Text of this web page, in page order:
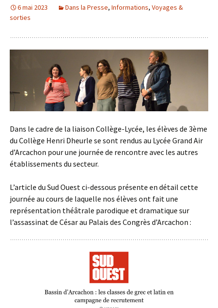
6 mai 2023 Dans la Presse, Informations, Voyages &
sorties
Dans le cadre de la liaison Collège-Lycée, les élèves de 3ème
du Collège Henri Dheurle se sont rendus au Lycée Grand Air
d’Arcachon pour une journée de rencontre avec les autres
établissements du secteur.
L’article du Sud Ouest ci-dessous présente en détail cette
journée au cours de laquelle nos élèves ont fait une
représentation théâtrale parodique et dramatique sur
l’assassinat de César au Palais des Congrès d’Arcachon :